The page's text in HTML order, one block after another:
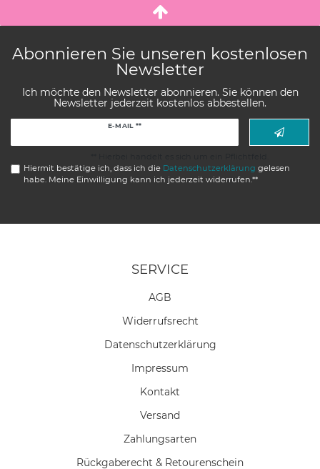
Abonnieren Sie unseren kostenlosen
Newsletter
Ich möchte den Newsletter abonnieren. Sie können den
Newsletter jederzeit kostenlos abbestellen.
E-MAIL **
Hiermit bestätige ich, dass ich die Daten­schutz­erklärung gelesen
habe. Meine Einwilligung kann ich jederzeit widerrufen.**
SERVICE
AGB
Widerrufs­recht
Daten­schutz­erklärung
Impressum
Kontakt
Versand
Zahlungsarten
Rückgaberecht & Retourenschein